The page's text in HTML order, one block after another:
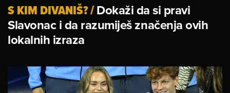
S KIM DIVANIŠ?/Dokaži da si pravi
Slavonac i da razumiješ značenja ovih
lokalnih izraza